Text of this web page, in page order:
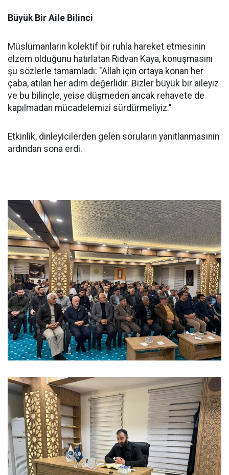
Büyük Bir Aile Bilinci
Müslümanların kolektif bir ruhla hareket etmesinin
elzem olduğunu hatırlatan Rıdvan Kaya, konuşmasını
şu sözlerle tamamladı: "Allah için ortaya konan her
çaba, atılan her adım değerlidir. Bizler büyük bir aileyiz
ve bu bilinçle, yeise düşmeden ancak rehavete de
kapılmadan mücadelemizi sürdürmeliyiz."
Etkinlik, dinleyicilerden gelen soruların yanıtlanmasının
ardından sona erdi.